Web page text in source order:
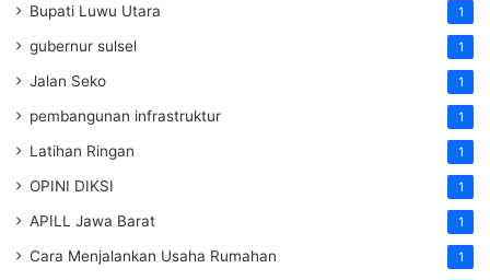
Bupati Luwu Utara 1
gubernur sulsel 1
Jalan Seko 1
pembangunan infrastruktur 1
Latihan Ringan 1
OPINI DIKSI 1
APILL Jawa Barat 1
Cara Menjalankan Usaha Rumahan 1